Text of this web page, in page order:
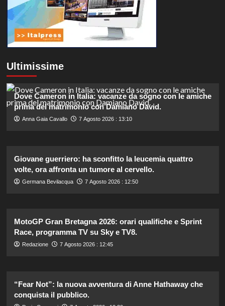
Ultimissime
Dove Cameron in Italia: vacanze da sogno con le amiche
prima del matrimonio con Damiano David.
Anna Gaia Cavallo 7 Agosto 2026 : 13:10
Giovane guerriero: ha sconfitto la leucemia quattro
volte, ora affronta un tumore al cervello.
Germana Bevilacqua 7 Agosto 2026 : 12:50
MotoGP Gran Bretagna 2026: orari qualifiche e Sprint
Race, programma TV su Sky e TV8.
Redazione 7 Agosto 2026 : 12:45
“Fear Not”: la nuova avventura di Anne Hathaway che
conquista il pubblico.